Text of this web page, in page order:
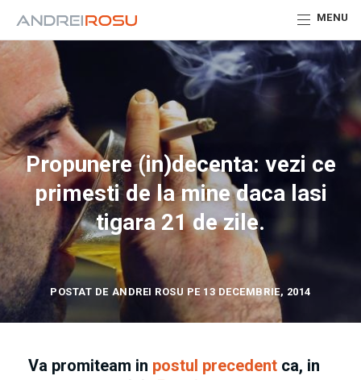
MENU
Propunere (in)decenta: vezi ce
primesti de la mine daca lasi
tigara 21 de zile.
POSTAT DE ANDREI ROSU PE 13 DECEMBRIE, 2014
Va promiteam in postul precedent ca, in